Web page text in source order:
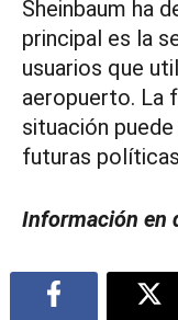
Sheinbaum ha
principal es la
usuarios que
aeropuerto. La
situación
futuras
Información en